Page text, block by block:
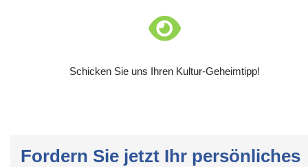
Schicken Sie uns Ihren Kultur-Geheimtipp!
Fordern Sie jetzt Ihr persönliches